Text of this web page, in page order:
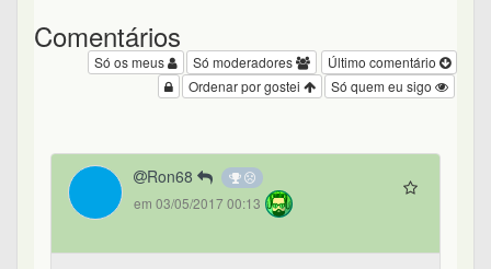
Comentários
Último comentário
Só moderadores
Só os meus
Só quem eu sigo
Ordenar por gostei
Ron68
em 03/05/2017 00:13